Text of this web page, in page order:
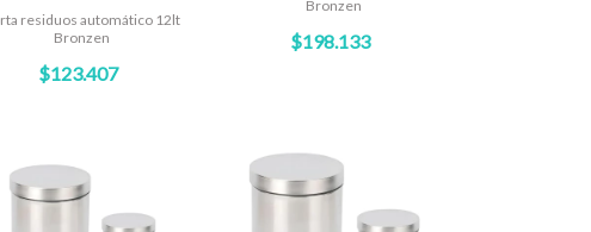
residuos automático 12lt
Bronzen
$123.407
Bronzen
$198.133